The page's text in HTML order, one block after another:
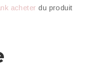
acheter du produit